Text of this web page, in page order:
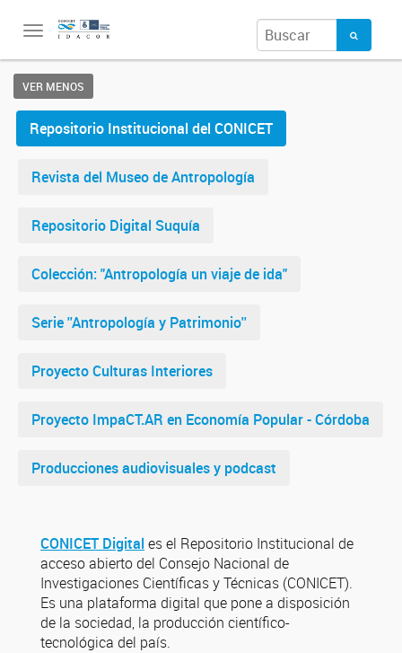
Toggle
VER MENOS
Repositorio Institucional del CONICET
Revista del Museo de Antropología
Repositorio Digital Suquía
Colección: "Antropología un viaje de ida"
Serie ''Antropología y Patrimonio''
Proyecto Culturas Interiores
Proyecto ImpaCT.AR en Economía Popular - Córdoba
Producciones audiovisuales y podcast
CONICET Digital es el Repositorio Institucional de
acceso abierto del Consejo Nacional de
Investigaciones Científicas y Técnicas (CONICET).
Es una plataforma digital que pone a disposición
de la sociedad, la producción científico-
tecnológica del país.